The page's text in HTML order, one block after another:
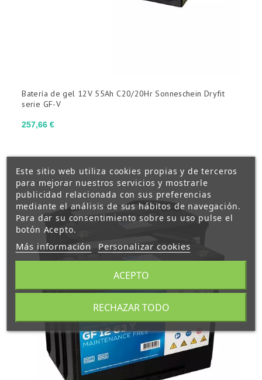
Precio
257,66 €
Batería de gel 12V 55Ah C20/20Hr Sonneschein Dryfit
serie GF-V
Este sitio web utiliza cookies propias y de terceros
para mejorar nuestros servicios y mostrarle
publicidad relacionada con sus preferencias
mediante el análisis de sus hábitos de navegación.
Para dar su consentimiento sobre su uso pulse el
botón Acepto.
Más información Personalizar cookies
RECHAZAR TODO
ACEPTO